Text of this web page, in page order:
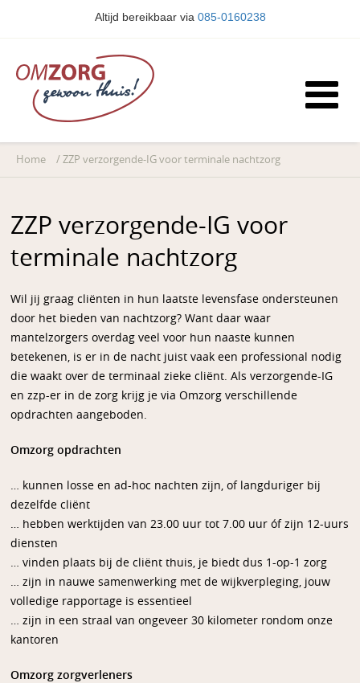
Altijd bereikbaar via 085-0160238
Home / ZZP verzorgende-IG voor terminale nachtzorg
ZZP verzorgende-IG voor
terminale nachtzorg
Wil jij graag cliënten in hun laatste levensfase ondersteunen
door het bieden van nachtzorg? Want daar waar
mantelzorgers overdag veel voor hun naaste kunnen
betekenen, is er in de nacht juist vaak een professional nodig
die waakt over de terminaal zieke cliënt. Als verzorgende-IG
en zzp-er in de zorg krijg je via Omzorg verschillende
opdrachten aangeboden.
Omzorg opdrachten
… kunnen losse en ad-hoc nachten zijn, of langduriger bij
dezelfde cliënt
… hebben werktijden van 23.00 uur tot 7.00 uur óf zijn 12-uurs
diensten
… vinden plaats bij de cliënt thuis, je biedt dus 1-op-1 zorg
… zijn in nauwe samenwerking met de wijkverpleging, jouw
volledige rapportage is essentieel
… zijn in een straal van ongeveer 30 kilometer rondom onze
kantoren
Omzorg zorgverleners